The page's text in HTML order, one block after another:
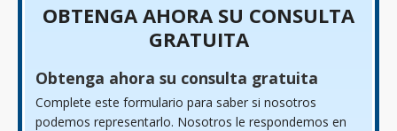
OBTENGA AHORA SU CONSULTA
GRATUITA
Obtenga ahora su consulta gratuita
Complete este formulario para saber si nosotros
podemos representarlo. Nosotros le respondemos en